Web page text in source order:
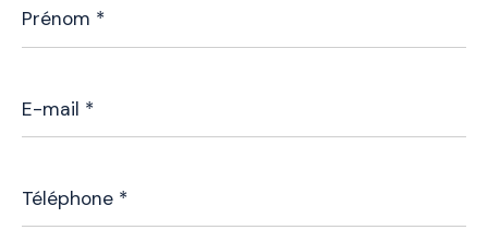
*
mail
*
*